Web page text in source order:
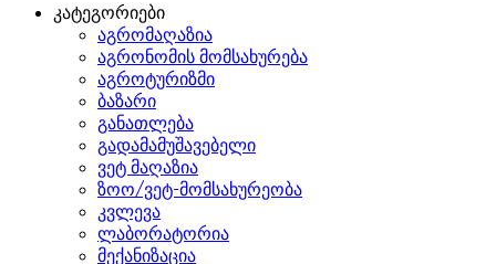
კატეგორიები
აგრომაღაზია
აგრონომის მომსახურება
აგროტურიზმი
ბაზარი
განათლება
გადამამუშავებელი
ვეტ მაღაზია
ზოო/ვეტ-მომსახურეობა
კვლევა
ლაბორატორია
მექანიზაცია